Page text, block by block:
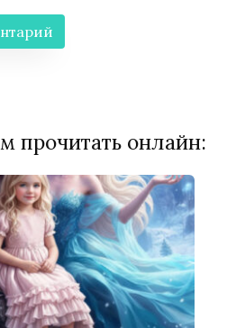
прочитать онлайн: